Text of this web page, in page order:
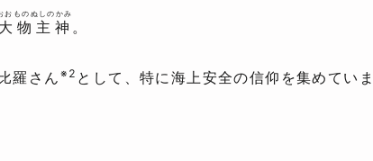
大物主神
おものぬしのかみ
。
羅さん ※2 として、特に海上安全の信仰を集めていま